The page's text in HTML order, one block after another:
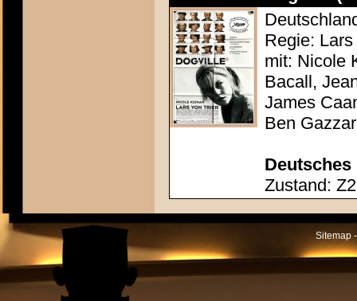
Regie:
mit: Nicole
Bacall,
James
Ben
Deutsches
Zustand:
Sitemap